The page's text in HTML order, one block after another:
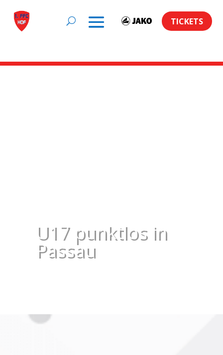
TICKETS
U17 punktlos in
Passau